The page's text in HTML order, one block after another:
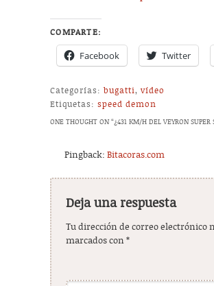
COMPARTE:
Facebook Twitter
Categorías: bugatti,vídeo
Etiquetas: speed demon
ONE THOUGHT ON “¿431 KM/H DEL VEYRON SUPER
Pingback:Bitacoras.com
Deja una respuesta
Tu dirección de correo electrónico
marcados con*